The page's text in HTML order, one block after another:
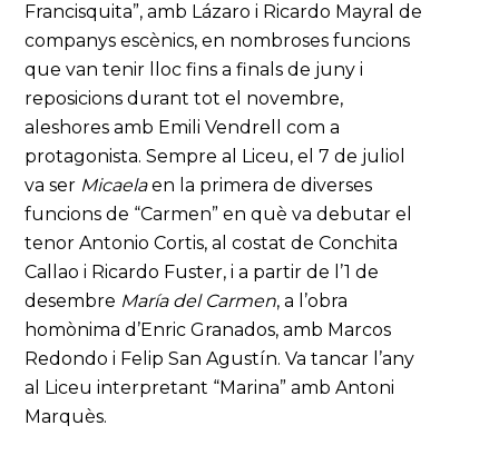
Francisquita”, amb Lázaro i Ricardo Mayral de
companys escènics, en nombroses funcions
que van tenir lloc fins a finals de juny i
reposicions durant tot el novembre,
aleshores amb Emili Vendrell com a
protagonista. Sempre al Liceu, el 7 de juliol
va ser Micaelaen la primera de diverses
funcions de “Carmen” en què va debutar el
tenor Antonio Cortis, al costat de Conchita
Callao i Ricardo Fuster, i a partir de l’1 de
desembre María del Carmen, a l’obra
homònima d’Enric Granados, amb Marcos
Redondo i Felip San Agustín. Va tancar l’any
al Liceu interpretant “Marina” amb Antoni
Marquès.